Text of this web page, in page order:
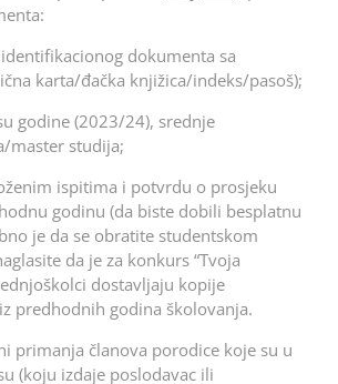
dokumenta sa
karta/đačka knjižica/indeks/pasoš);
godine (2023/24), srednje
master studija;
ispitima i potvrdu o prosjeku
godinu (da biste dobili besplatnu
je da se obratite studentskom
da je za konkurs “Tvoja
dostavljaju kopije
predhodnih godina školovanja.
primanja članova porodice koje su u
(koju izdaje poslodavac ili